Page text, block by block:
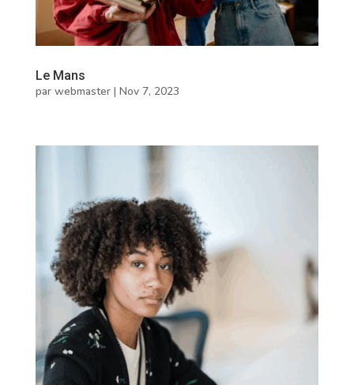
Le Mans
par webmaster| Nov 7, 2023